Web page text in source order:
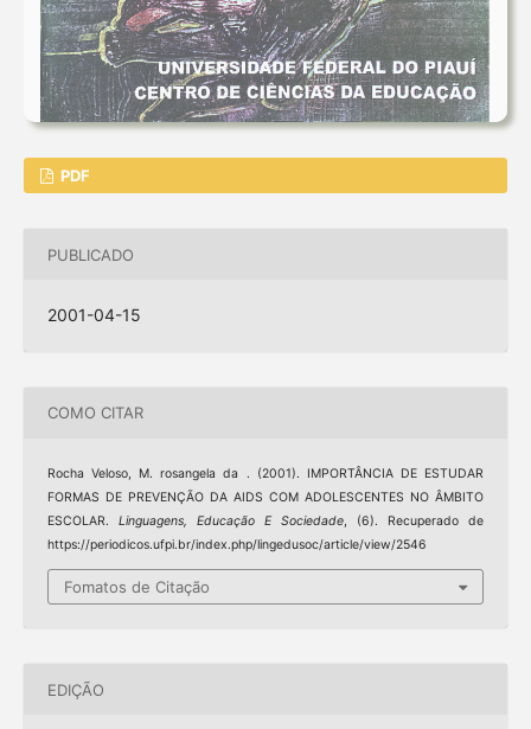
PDF
PUBLICADO
2001-04-15
COMO CITAR
Rocha Veloso, M. rosangela da . (2001). IMPORTÂNCIA DE ESTUDAR
FORMAS DE PREVENÇÃO DA AIDS COM ADOLESCENTES NO ÂMBITO
ESCOLAR. Linguagens, Educação E Sociedade , (6). Recuperado de
https://periodicos.ufpi.br/index.php/lingedusoc/article/view/2546
Fomatos de Citação
EDIÇÃO